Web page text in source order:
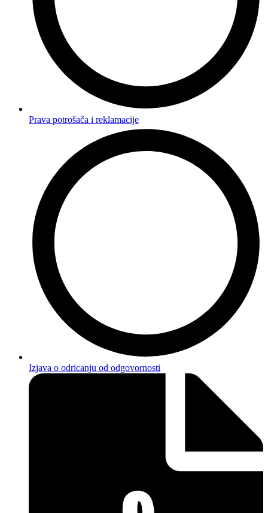
Prava potrošača i reklamacije
Izjava o odricanju od odgovornosti